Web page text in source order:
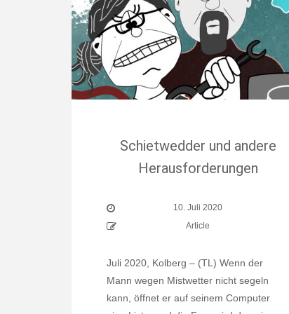
Schietwedder und andere
Herausforderungen
10. Juli 2020
Article
Juli 2020, Kolberg – (TL) Wenn der
Mann wegen Mistwetter nicht segeln
kann, öffnet er auf seinem Computer